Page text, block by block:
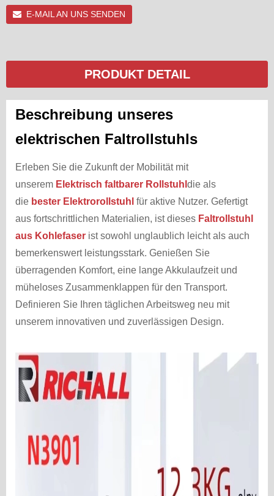
E-MAIL AN UNS SENDEN
PRODUKT DETAIL
Beschreibung unseres
elektrischen Faltrollstuhls
Erleben Sie die Zukunft der Mobilität mit
unserem Elektrisch faltbarer Rollstuhl die als
die bester Elektrorollstuhl für aktive Nutzer. Gefertigt
aus fortschrittlichen Materialien, ist dieses Faltrollstuhl
aus Kohlefaser ist sowohl unglaublich leicht als auch
bemerkenswert leistungsstark. Genießen Sie
überragenden Komfort, eine lange Akkulaufzeit und
müheloses Zusammenklappen für den Transport.
Definieren Sie Ihren täglichen Arbeitsweg neu mit
unserem innovativen und zuverlässigen Design.